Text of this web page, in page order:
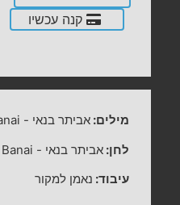
קנה עכשיו
מילים:אביתר בנאי -
לחן:אביתר בנאי -
עיבוד: נאמן למקור